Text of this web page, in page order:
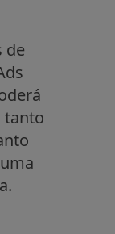
de
tanto